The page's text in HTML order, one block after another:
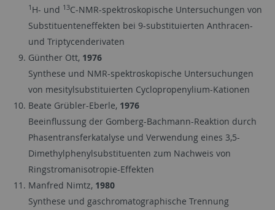
1 H- und 13C-NMR-spektroskopische Untersuchungen von
Substituenteneffekten bei 9-substituierten Anthracen-
und Triptycenderivaten
Günther Ott, 1976
Synthese und NMR-spektroskopische Untersuchungen
von mesitylsubstituierten Cyclopropenylium-Kationen
Beate Grübler-Eberle, 1976
Beeinflussung der Gomberg-Bachmann-Reaktion durch
Phasentransferkatalyse und Verwendung eines 3,5-
Dimethylphenylsubstituenten zum Nachweis von
Ringstromanisotropie-Effekten
Manfred Nimtz, 1980
Synthese und gaschromatographische Trennung